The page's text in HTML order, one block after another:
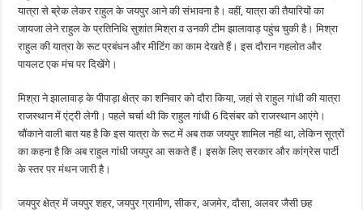
यात्रा से ब्रेक लेकर राहुल के जयपुर आने की संभावना है। वहीं, यात्रा की तैयारियों का
जायजा लेने राहुल के प्रतिनिधि सुशांत मिश्रा व उनकी टीम झालावाड़ पहुंच चुकी है। मिश्रा
राहुल की यात्रा के रूट प्रबंधन और मीटिंग का काम देखते हैं। इस दौरान गहलोत और
पायलट एक मंच पर दिखेंगे।
मिश्रा ने झालावाड़ के पीपाड़ा क्षेत्र का शनिवार को दौरा किया, जहां से राहुल गांधी की यात्रा
राजस्थान में एंट्री लेगी। पहले चर्चा थी कि राहुल गांधी 6 दिसंबर को राजस्थान आएंगे।
चौंकाने वाली बात यह है कि इस यात्रा के रूट में अब तक जयपुर शामिल नहीं था, लेकिन सूत्रों
का कहना है कि अब राहुल गांधी जयपुर आ सकते हैं। इसके लिए सरकार और कांग्रेस पार्टी
के स्तर पर मंथन जारी है।
जयपुर क्षेत्र में जयपुर शहर, जयपुर ग्रामीण, सीकर, अजमेर, दौसा, अलवर जैसी छह